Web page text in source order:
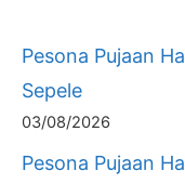
Pesona Pujaan
Sepele
03/08/2026
Pesona Pujaan